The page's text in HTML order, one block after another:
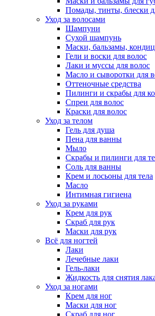
Помады, тинты, блески
Уход за волосами
Шампуни
Сухой шампунь
Маски, бальзамы,
Гели и воски для волос
Лаки и муссы для волос
Масло и сыворотки для
Оттеночные средства
Пилинги и скрабы для
Спреи для волос
Краски для волос
Уход за телом
Гель для душа
Пена для ванны
Мыло
Скрабы и пилинги для
Соль для ванны
Крем и лосьоны для тела
Масло
Интимная гигиена
Уход за руками
Крем для рук
Скраб для рук
Маски для рук
Всё для ногтей
Лаки
Лечебные лаки
Гель-лаки
Жидкость для снятия
Уход за ногами
Крем для ног
Маски для ног